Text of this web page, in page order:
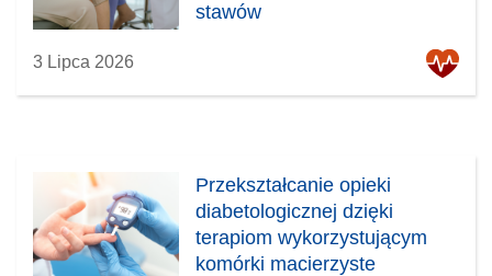
stawów
3 Lipca 2026
Przekształcanie opieki
diabetologicznej dzięki
terapiom wykorzystującym
komórki macierzyste